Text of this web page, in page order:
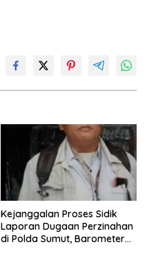
Kejanggalan Proses Sidik
Laporan Dugaan Perzinahan
di Polda Sumut, Barometer